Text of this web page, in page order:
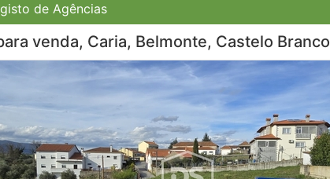
de Agências
venda, Caria, Belmonte, Castelo Branco